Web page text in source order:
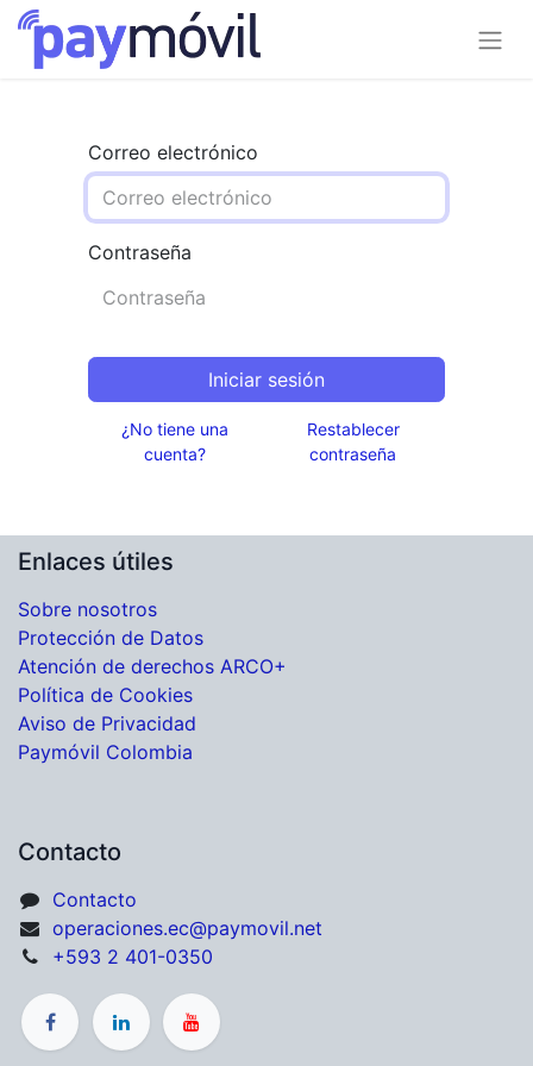
Correo electrónico
Contraseña
Iniciar sesión
¿No tiene una
cuenta?
Restablecer
contraseña
Enlaces útiles
Sobre nosotros
Protección de Datos
Atención de derechos ARCO+
Política de Cookies
Aviso de Privacidad
Paymóvil Colombia
Contacto
Contacto
operaciones.ec@paymovil.net
+593 2 401-0350